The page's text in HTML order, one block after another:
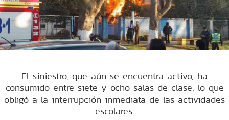
El siniestro, que aún se encuentra activo, ha
consumido entre siete y ocho salas de clase, lo que
obligó a la interrupción inmediata de las actividades
escolares.